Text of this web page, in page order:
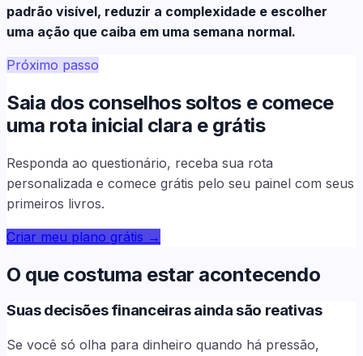
padrão visível, reduzir a complexidade e escolher
uma ação que caiba em uma semana normal.
Próximo passo
Saia dos conselhos soltos e comece
uma rota inicial clara e grátis
Responda ao questionário, receba sua rota
personalizada e comece grátis pelo seu painel com seus
primeiros livros.
Criar meu plano grátis →
O que costuma estar acontecendo
Suas decisões financeiras ainda são reativas
Se você só olha para dinheiro quando há pressão,